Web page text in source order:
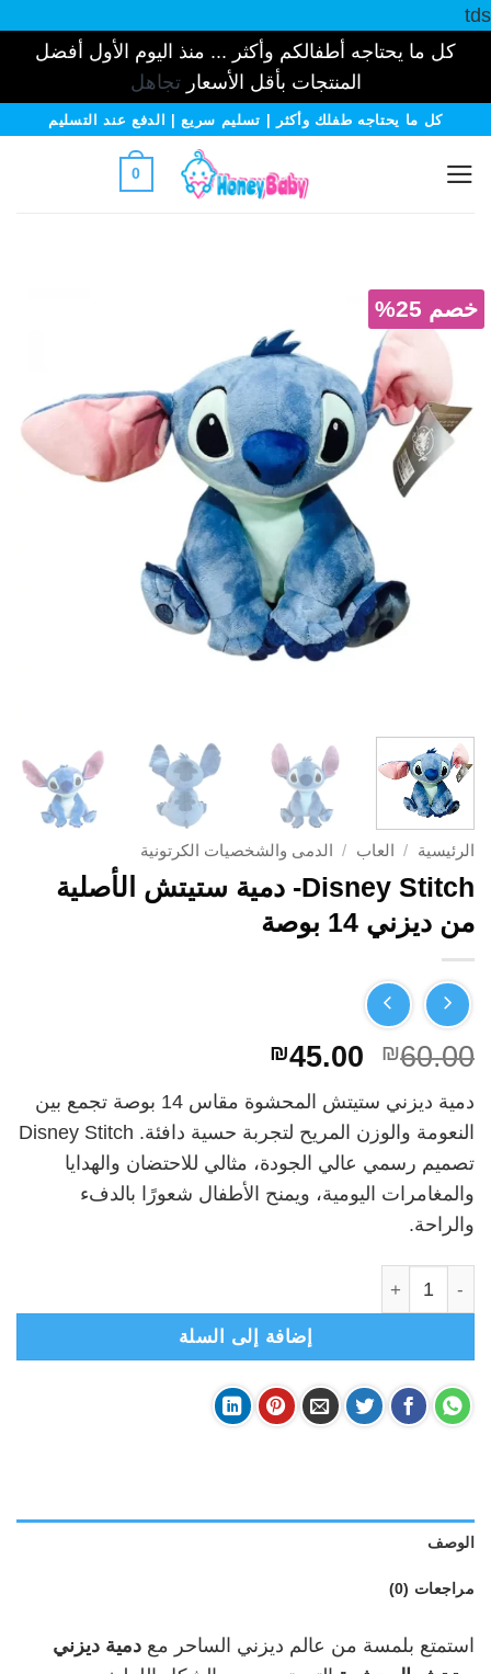
tds
كل ما يحتاجه أطفالكم وأكثر ... منذ اليوم الأول أفضل
المنتجات بأقل الأسعارتجاهل
تخطيكل ما يحتاجه طفلك وأكثر | تسليم سريع | الدفع عند التسليم
0
خصم 25%
الرئيسية / العاب / الدمى والشخصيات الكرتونية
Disney Stitch- دمية ستيتش الأصلية
من ديزني 14 بوصة
₪60.00
السعر
الأصلي
هو:
₪60.00.
₪45.00 السعر
الحالي
هو:
₪45.00.
دمية ديزني ستيتش المحشوة مقاس 14 بوصة تجمع بين
النعومة والوزن المريح لتجربة حسية دافئة. Disney Stitch
تصميم رسمي عالي الجودة، مثالي للاحتضان والهدايا
والمغامرات اليومية، ويمنح الأطفال شعورًا بالدفء
والراحة.
إضافة إلى السلة
الوصف
مراجعات (0)
استمتع بلمسة من عالم ديزني الساحر مع دمية ديزني